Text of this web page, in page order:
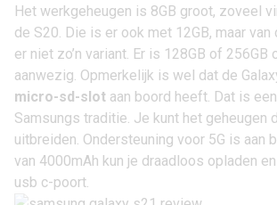
Het werkgeheugen is 8GB groot, zoveel
de S20. Die is er ook met 12GB, maar
er niet zo’n variant. Er is 128GB of 256GB
aanwezig. Opmerkelijk is wel dat de
micro-sd-slot aan boord heeft. Dat is
Samsungs traditie. Je kunt het geheugen
uitbreiden. Ondersteuning voor 5G is aan
van 4000mAh kun je draadloos opladen
usb c-poort.